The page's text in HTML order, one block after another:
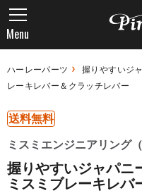
Menu
ハーレーパーツ
握りやすいジ
レーキレバー＆クラッチレバー
送料無料
ミスミエンジニアリング
握りやすいジャパニ
ミスミブレーキレバ